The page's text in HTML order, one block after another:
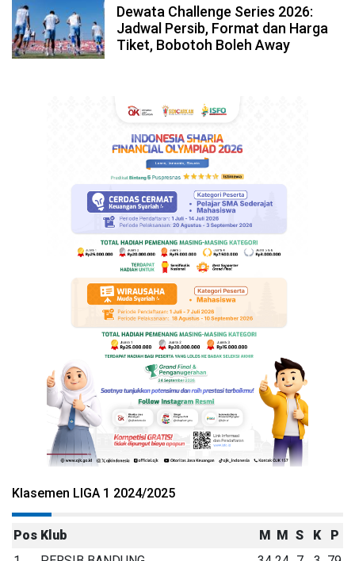
Dewata Challenge Series 2026:
Jadwal Persib, Format dan Harga
Tiket, Bobotoh Boleh Away
Klasemen LIGA 1 2024/2025
Pos Klub M M S K
P